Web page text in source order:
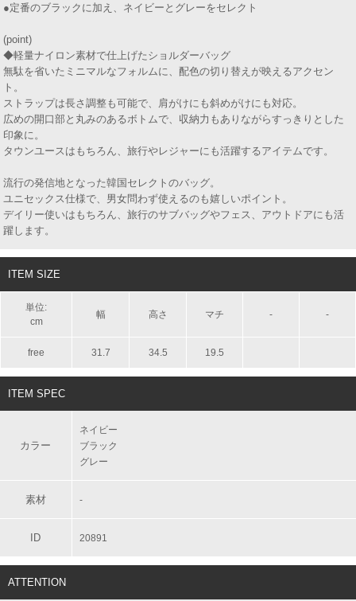
●定番のブラックに加え、ネイビーとグレーをセレクト
(point)
◆軽量ナイロン素材で仕上げたショルダーバッグ
無駄を省いたミニマルなフォルムに、配色の切り替えが映えるアクセン
ト。
ストラップは長さ調整も可能で、肩がけにも斜めがけにも対応。
広めの開口部と丸みのあるボトムで、収納力もありながらすっきりとした
印象に。
タウンユースはもちろん、旅行やレジャーにも活躍するアイテムです。
流行の発信地となった韓国セレクトのバッグ。
ユニセックス仕様で、男女問わず使えるのも嬉しいポイント。
デイリー使いはもちろん、旅行のサブバッグやフェス、アウトドアにも活
躍します。
ITEM SIZE
単位:
cm
幅 高さ マチ - -
free 31.7 34.5 19.5
ITEM SPEC
カラー
ネイビー
ブラック
グレー
素材 -
ID 20891
ATTENTION